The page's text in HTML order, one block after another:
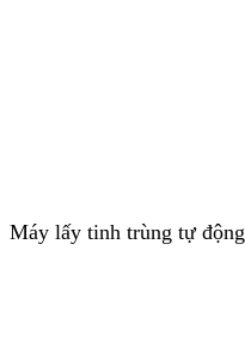
Máy lấy tinh trùng tự động